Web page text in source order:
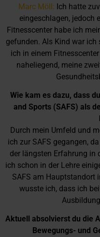
Marc Möll: Ich hatte
eingeschlagen, jedoch
Fitnesscenter habe ich
gefunden. Als Kind war
ich in einem
naheliegend, meine
Wie kam es dazu, dass
and Sports (SAFS) als
Durch mein Umfeld und
ich zur SAFS gegangen,
der längsten Erfahrung in
ich schon in der Lehre
SAFS am Hauptstandort
wusste ich, dass ich
Aktuell absolvierst du die
Bewegungs- und